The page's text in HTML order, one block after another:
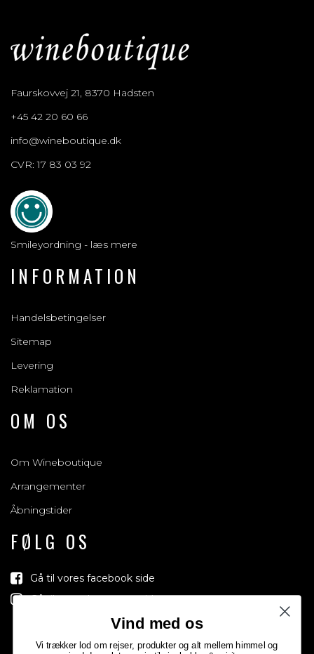
Faurskovvej 21, 8370 Hadsten
+45 42 20 60 66
info@wineboutique.dk
CVR: 17 83 03 92
Smileyordning - læs mere
INFORMATION
Handelsbetingelser
Sitemap
Levering
Reklamation
OM OS
Om Wineboutique
Arrangementer
Åbningstider
FØLG OS
Gå til vores facebook side
Gå til vores Instagram side
Vind med os
Vi trækker lod om rejser, produkter og alt mellem himmel og